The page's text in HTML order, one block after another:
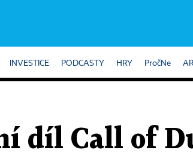
INVESTICE PODCASTY HRY PročNe
díl Call of